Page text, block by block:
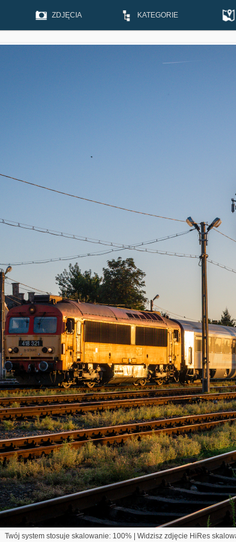
ZDJĘCIA KATEGORIE
Twój system stosuje skalowanie: 100% | Widzisz zdjęcie HiRes